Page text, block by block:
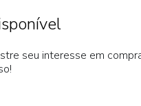
seu interesse em